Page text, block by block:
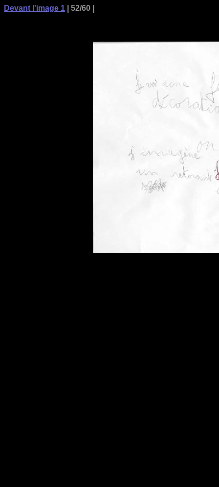
Devant l'image 1 | 52/60 |